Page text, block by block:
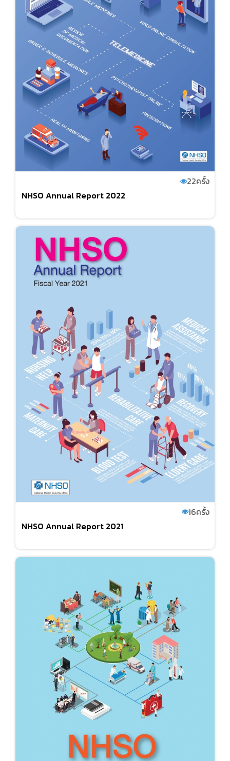
22ครั้ง
NHSO Annual Report 2022
16ครั้ง
NHSO Annual Report 2021